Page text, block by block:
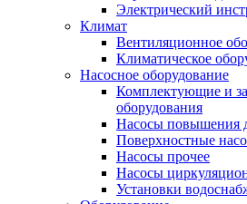
Электрический
Климат
Вентиляционное
Климатическое
Насосное оборудование
Комплектующие и
оборудования
Насосы повышения
Поверхностные
Насосы прочее
Насосы
Установки